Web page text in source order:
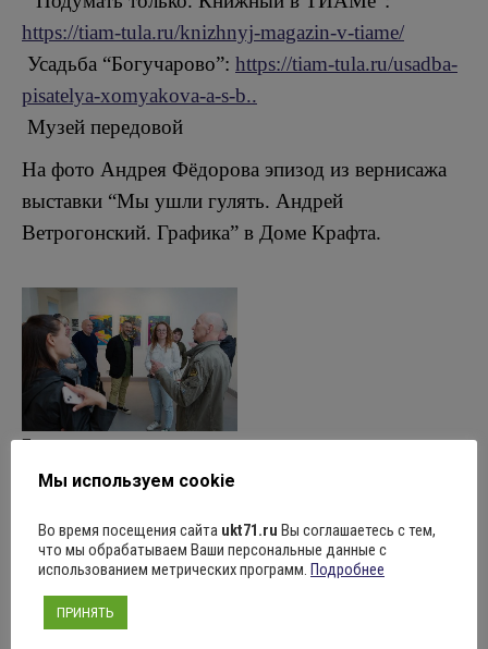
https://tiam-tula.ru/knizhnyj-magazin-v-tiame/
Усадьба “Богучарово”: https://tiam-tula.ru/usadba-
pisatelya-xomyakova-a-s-b..
Музей передовой
На фото Андрея Фёдорова эпизод из вернисажа
выставки “Мы ушли гулять. Андрей
Ветрогонский. Графика” в Доме Крафта.
Поделиться
Рубрика:Новости 17.06.2024 Оставить комментарий
Мы используем cookie
Во время посещения сайта ukt71.ru Вы соглашаетесь с тем,
что мы обрабатываем Ваши персональные данные с
использованием метрических программ. Подробнее
ПРИНЯТЬ